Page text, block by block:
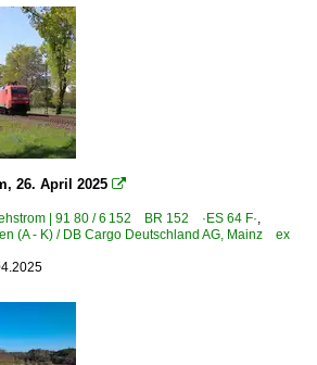
26. April 2025 
| 91 80 / 6 152 BR 152 ·ES 64 F·,
(A - K) / DB Cargo Deutschland AG, Mainz ex